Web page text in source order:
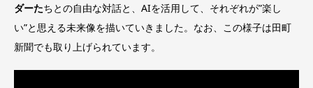
ダーたちとの自由な対話と、AIを活用して、それぞれが”楽し
い”と思える未来像を描いていきました。なお、この様子は田町
新聞でも取り上げられています。